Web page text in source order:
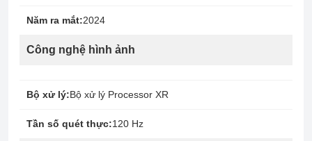
Năm ra mắt:2024
Công nghệ hình ảnh
Bộ xử lý:Bộ xử lý Processor XR
Tần số quét thực:120 Hz